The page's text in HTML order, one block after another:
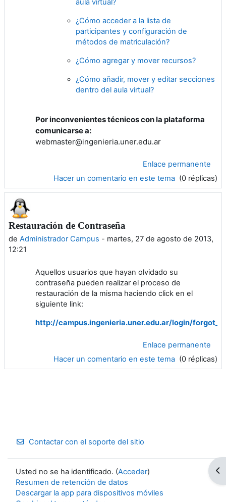
¿Cómo acceder a la lista de
participantes y configuración de
métodos de matriculación?
¿Cómo agregar y mover recursos?
¿Cómo añadir, mover y editar secciones
dentro del aula virtual?
Por inconvenientes técnicos con la plataforma
comunicarse a:
webmaster@ingenieria.uner.edu.ar
Enlace permanente
Hacer un comentario en este tema (0 réplicas)
Restauración de Contraseña
de Administrador Campus - martes, 27 de agosto de 2013,
12:21
Aquellos usuarios que hayan olvidado su
contraseña pueden realizar el proceso de
restauración de la misma haciendo click en el
siguiente link:
http://campus.ingenieria.uner.edu.ar/login/
Enlace permanente
Hacer un comentario en este tema (0 réplicas)
Contactar con el soporte del sitio
Usted no se ha identificado. (Acceder)
Resumen de retención de datos
Descargar la app para dispositivos móviles